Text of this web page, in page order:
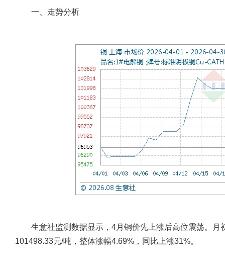
一、走势分析
生意社监测数据显示，4月铜价先上涨后高位震荡。月
101498.33元/吨，整体涨幅4.69%，同比上涨31%。